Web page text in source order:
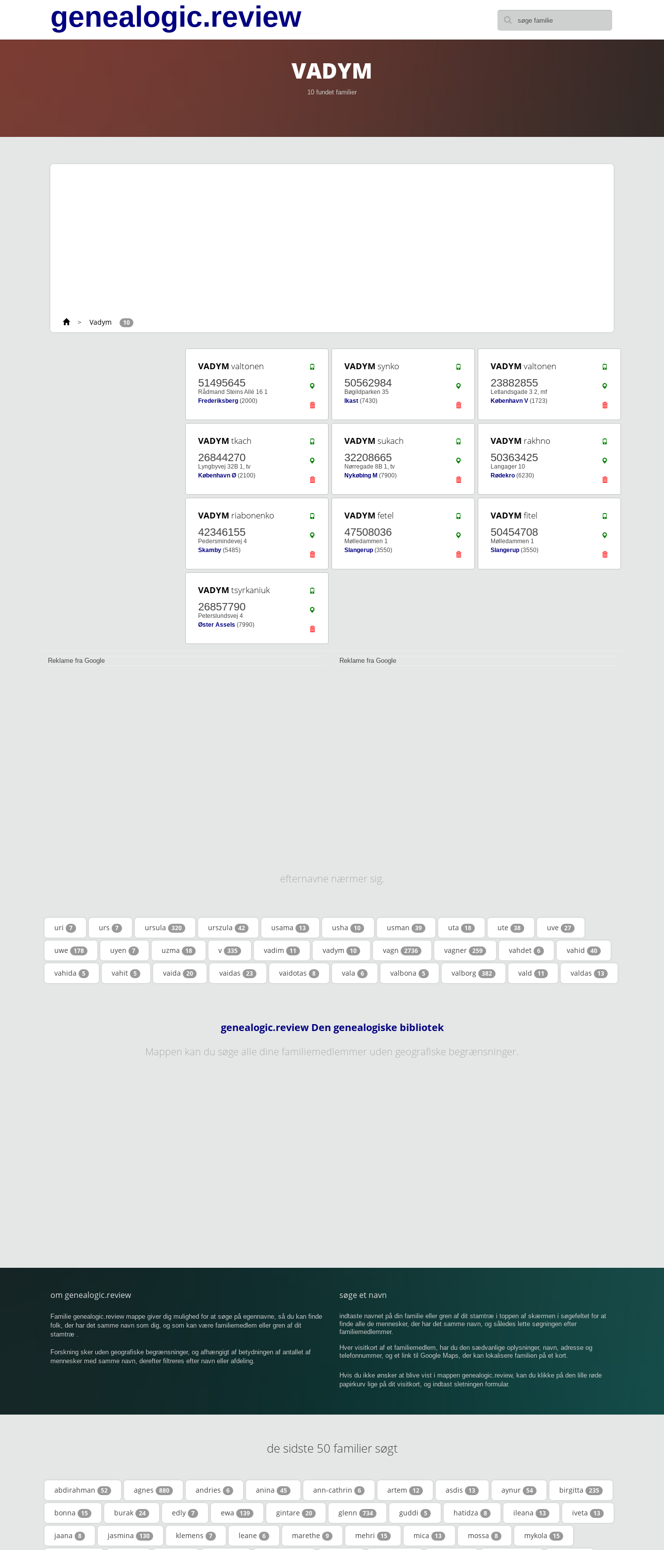
genealogic.review
VADYM
10 fundet familier
> Vadym 10
VADYM valtonen
51495645
Rådmand Steins Allé 16 1
Frederiksberg (2000)
VADYM synko
50562984
Bøgildparken 35
Ikast (7430)
VADYM valtonen
23882855
Letlandsgade 3 2, mf
København V (1723)
VADYM tkach
26844270
Lyngbyvej 32B 1, tv
København Ø (2100)
VADYM sukach
32208665
Nørregade 8B 1, tv
Nykøbing M (7900)
VADYM rakhno
50363425
Langager 10
Rødekro (6230)
VADYM riabonenko
42346155
Pedersmindevej 4
Skamby (5485)
VADYM fetel
47508036
Mølledammen 1
Slangerup (3550)
VADYM fitel
50454708
Mølledammen 1
Slangerup (3550)
VADYM tsyrkaniuk
26857790
Peterslundsvej 4
Øster Assels (7990)
Reklame fra Google Reklame fra Google
efternavne nærmer sig.
uri 7 urs 7 ursula 320 urszula 42 usama 13 usha 10 usman 39 uta 18 ute 38 uve 27
uwe 178 uyen 7 uzma 18 v 335 vadim 11 vadym 10 vagn 2736 vagner 259 vahdet 6 vahid 40
vahida 5 vahit 5 vaida 20 vaidas 23 vaidotas 8 vala 6 valbona 5 valborg 382 vald 11 valdas 13
genealogic.review Den genealogiske bibliotek
Mappen kan du søge alle dine familiemedlemmer uden geografiske begrænsninger.
om genealogic.review
Familie genealogic.review mappe giver dig mulighed for at søge på egennavne, så du kan finde
folk, der har det samme navn som dig, og som kan være familiemedlem eller gren af ​​dit
stamtræ .
Forskning sker uden geografiske begrænsninger, og afhængigt af betydningen af ​​antallet af
mennesker med samme navn, derefter filtreres efter navn eller afdeling.
søge et navn
indtaste navnet på din familie eller gren af ​​dit stamtræ i toppen af ​​skærmen i søgefeltet for at
finde alle de mennesker, der har det samme navn, og således lette søgningen efter
familiemedlemmer.
Hver visitkort af et familiemedlem, har du den sædvanlige oplysninger, navn, adresse og
telefonnummer, og et link til Google Maps, der kan lokalisere familien på et kort.
Hvis du ikke ønsker at blive vist i mappen genealogic.review, kan du klikke på den lille røde
papirkurv lige på dit visitkort, og indtast sletningen formular.
de sidste 50 familier søgt
abdirahman 52 agnes 880 andries 6 anina 45 ann-cathrin 6 artem 12 asdis 13 aynur 54 birgitta 235
bonna 15 burak 24 edly 7 ewa 139 gintare 20 glenn 734 guddi 5 hatidza 8 ileana 13 iveta 13
jaana 8 jasmina 130 klemens 7 leane 6 marethe 9 mehri 15 mica 13 mossa 8 mykola 15